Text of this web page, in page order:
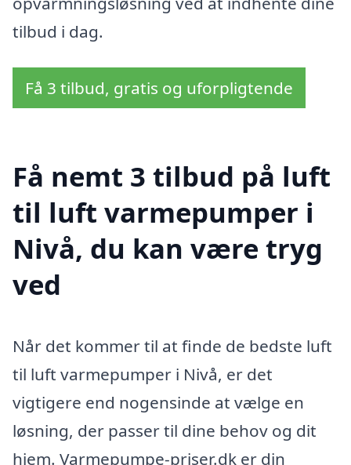
tilbud i dag.
Få 3 tilbud, gratis og uforpligtende
Få nemt 3 tilbud på luft
til luft varmepumper i
Nivå, du kan være tryg
ved
Når det kommer til at finde de bedste luft
til luft varmepumper i Nivå, er det
vigtigere end nogensinde at vælge en
løsning, der passer til dine behov og dit
hjem. Varmepumpe-priser.dk er din